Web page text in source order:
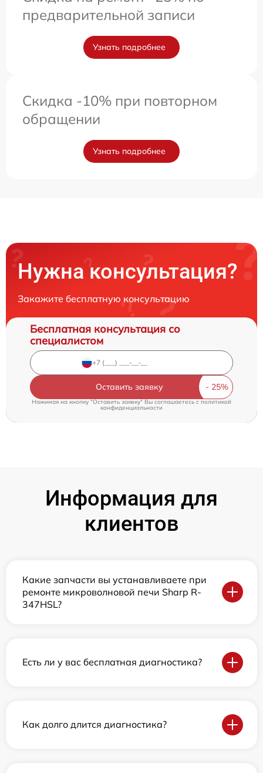
предварительной записи
Узнать подробнее
Скидка -10% при повторном
обращении
Узнать подробнее
Нужна консультация?
Закажите бесплатную консультацию
Бесплатная консультация со
специалистом
Оставить заявку
Нажимая на кнопку "Оставить заявку" Вы соглашаетесь cполитикой
конфиденциальности
Информация для
клиентов
Какие запчасти вы устанавливаете при
ремонте микроволновой печи Sharp R-
347HSL?
Есть ли у вас бесплатная диагностика?
Как долго длится диагностика?